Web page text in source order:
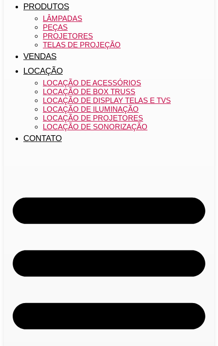
PRODUTOS
LÂMPADAS
PEÇAS
PROJETORES
TELAS DE PROJEÇÃO
VENDAS
LOCAÇÃO
LOCAÇÃO DE ACESSÓRIOS
LOCAÇÃO DE BOX TRUSS
LOCAÇÃO DE DISPLAY TELAS E TVS
LOCAÇÃO DE ILUMINAÇÃO
LOCAÇÃO DE PROJETORES
LOCAÇÃO DE SONORIZAÇÃO
CONTATO